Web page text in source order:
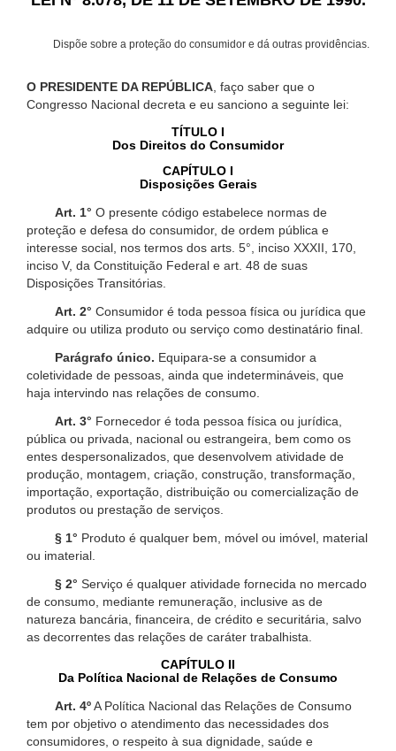
Dispõe sobre a proteção do consumidor e dá outras providências.
O PRESIDENTE DA REPÚBLICA , faço saber que o
Congresso Nacional decreta e eu sanciono a seguinte lei:
TÍTULO I
Dos Direitos do Consumidor
CAPÍTULO I
Disposições Gerais
Art. 1° O presente código estabelece normas de
proteção e defesa do consumidor, de ordem pública e
interesse social, nos termos dos arts. 5°, inciso XXXII, 170,
inciso V, da Constituição Federal e art. 48 de suas
Disposições Transitórias.
Art. 2° Consumidor é toda pessoa física ou jurídica que
adquire ou utiliza produto ou serviço como destinatário final.
Parágrafo único. Equipara-se a consumidor a
coletividade de pessoas, ainda que indetermináveis, que
haja intervindo nas relações de consumo.
Art. 3° Fornecedor é toda pessoa física ou jurídica,
pública ou privada, nacional ou estrangeira, bem como os
entes despersonalizados, que desenvolvem atividade de
produção, montagem, criação, construção, transformação,
importação, exportação, distribuição ou comercialização de
produtos ou prestação de serviços.
§ 1° Produto é qualquer bem, móvel ou imóvel, material
ou imaterial.
§ 2° Serviço é qualquer atividade fornecida no mercado
de consumo, mediante remuneração, inclusive as de
natureza bancária, financeira, de crédito e securitária, salvo
as decorrentes das relações de caráter trabalhista.
CAPÍTULO II
Da Política Nacional de Relações de Consumo
Art. 4ºA Política Nacional das Relações de Consumo
tem por objetivo o atendimento das necessidades dos
consumidores, o respeito à sua dignidade, saúde e